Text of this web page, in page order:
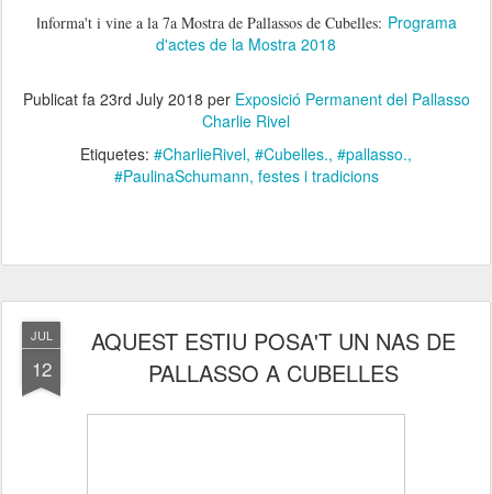
Informa't i vine a la 7a Mostra de Pallassos de Cubelles: Programa
d'actes de la Mostra 2018
Publicat fa 23rd July 2018 per Exposició Permanent del Pallasso
Charlie Rivel
Etiquetes: #CharlieRivel #Cubelles. #pallasso.
#PaulinaSchumann festes i tradicions
JUL
12
AQUEST ESTIU POSA'T UN NAS DE
PALLASSO A CUBELLES